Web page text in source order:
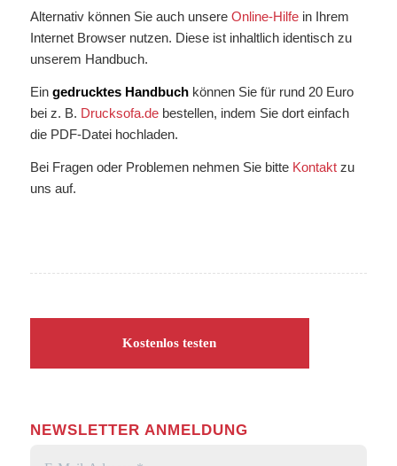
Alternativ können Sie auch unsere Online-Hilfein Ihrem
Internet Browser nutzen. Diese ist inhaltlich identisch zu
unserem Handbuch.
Ein gedrucktes Handbuchkönnen Sie für rund 20 Euro
bei z. B. Drucksofa.debestellen, indem Sie dort einfach
die PDF-Datei hochladen.
Bei Fragen oder Problemen nehmen Sie bitte Kontaktzu
uns auf.
Kostenlos testen
NEWSLETTER ANMELDUNG